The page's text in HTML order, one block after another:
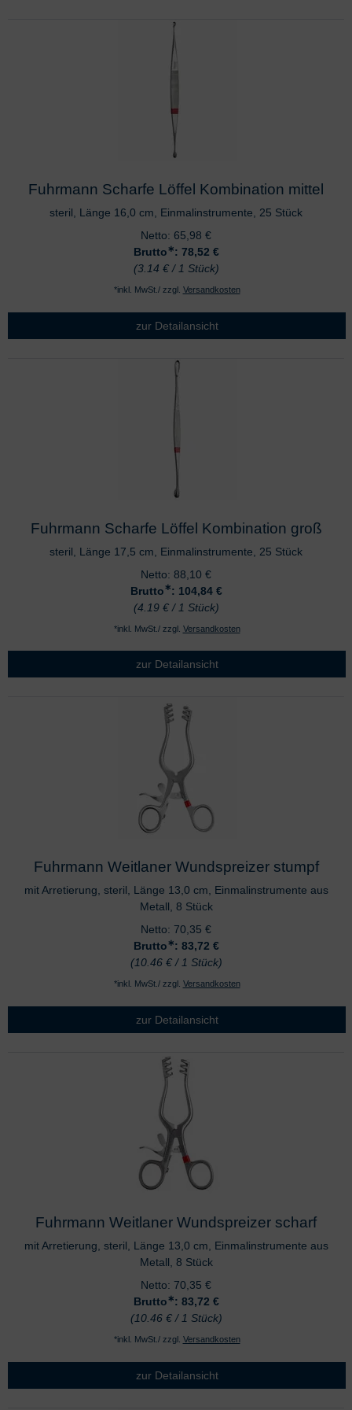
Fuhrmann Scharfe Löffel Kombination mittel
steril, Länge 16,0 cm, Einmalinstrumente, 25 Stück
Netto: 65,98 €
Brutto∗: 78,52 €
(3.14 € / 1 Stück)
*inkl. MwSt./ zzgl. Versandkosten
zur Detailansicht
Fuhrmann Scharfe Löffel Kombination groß
steril, Länge 17,5 cm, Einmalinstrumente, 25 Stück
Netto: 88,10 €
Brutto∗: 104,84 €
(4.19 € / 1 Stück)
*inkl. MwSt./ zzgl. Versandkosten
zur Detailansicht
Fuhrmann Weitlaner Wundspreizer stumpf
mit Arretierung, steril, Länge 13,0 cm, Einmalinstrumente aus
Metall, 8 Stück
Netto: 70,35 €
Brutto∗: 83,72 €
(10.46 € / 1 Stück)
*inkl. MwSt./ zzgl. Versandkosten
zur Detailansicht
Fuhrmann Weitlaner Wundspreizer scharf
mit Arretierung, steril, Länge 13,0 cm, Einmalinstrumente aus
Metall, 8 Stück
Netto: 70,35 €
Brutto∗: 83,72 €
(10.46 € / 1 Stück)
*inkl. MwSt./ zzgl. Versandkosten
zur Detailansicht